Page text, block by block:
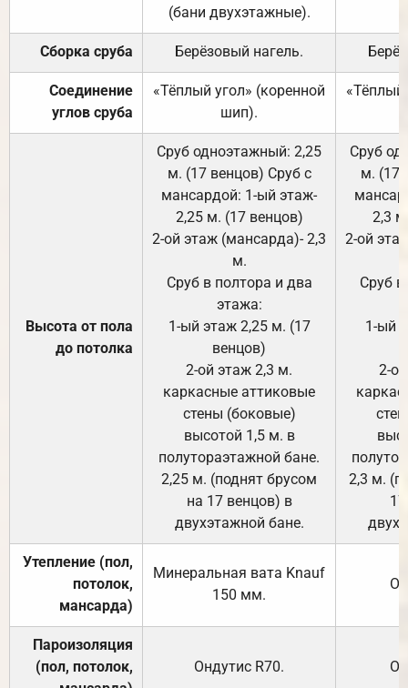
(бани двухэтажные).
Сборка сруба Берёзовый нагель.
Соединение
углов сруба
«Тёплый угол» (коренной
шип).
«Тёплый
Высота от пола
до потолка
Сруб одноэтажный: 2,25
м. (17 венцов) Сруб с
мансардой: 1-ый этаж-
2,25 м. (17 венцов)
2-ой этаж (мансарда)- 2,3
м.
Сруб в полтора и два
этажа:
1-ый этаж 2,25 м. (17
венцов)
2-ой этаж 2,3 м.
каркасные аттиковые
стены (боковые)
высотой 1,5 м. в
полутораэтажной бане.
2,25 м. (поднят брусом
на 17 венцов) в
двухэтажной бане.
Сруб
м. (17
2,3
2-ой
Сруб
1-ый
2-
2,3 м.
Утепление (пол,
потолок,
мансарда)
Минеральная вата Knauf
150 мм.
Пароизоляция
(пол, потолок,
Ондутис R70.